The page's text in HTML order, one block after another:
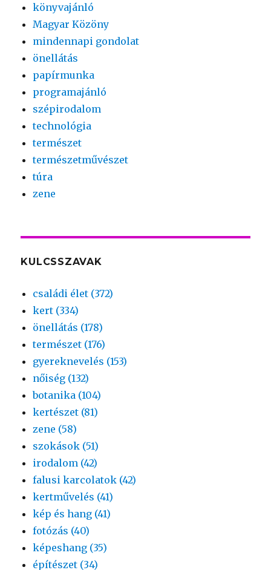
könyvajánló
Magyar Közöny
mindennapi gondolat
önellátás
papírmunka
programajánló
szépirodalom
technológia
természet
természetművészet
túra
zene
KULCSSZAVAK
családi élet (372)
kert (334)
önellátás (178)
természet (176)
gyereknevelés (153)
nőiség (132)
botanika (104)
kertészet (81)
zene (58)
szokások (51)
irodalom (42)
falusi karcolatok (42)
kertművelés (41)
kép és hang (41)
fotózás (40)
képeshang (35)
építészet (34)